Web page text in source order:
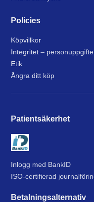
Policies
Köpvillkor
Integritet –
Etik
Ångra ditt köp
Patientsäkerhet
Inlogg med BankID
ISO-certifierad
Betalningsalternativ